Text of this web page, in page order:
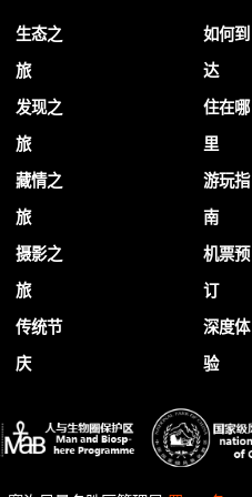
生态之
旅
发现之
旅
藏情之
旅
摄影之
旅
传统节
庆
如何到
达
住在哪
里
游玩指
南
机票预
订
深度体
验